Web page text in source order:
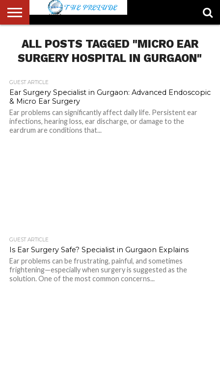
US
ACCOUNT
AUTHORS
LIST
FULL-
WIDTH
PAGE
HOME
LATEST
NEWS
LOGIN
LOGOUT
MEMBERS
PASSWORD
RESET
REGISTER
SAMPLE
PAGE
TYPOGRAPHY
USER
ALL POSTS TAGGED "MICRO EAR
SURGERY HOSPITAL IN GURGAON"
GUEST ARTICLE
Ear Surgery Specialist in Gurgaon: Advanced Endoscopic
& Micro Ear Surgery
Ear problems can significantly affect daily life. Persistent ear
infections, hearing loss, ear discharge, or damage to the
eardrum are conditions that...
GUEST ARTICLE
Is Ear Surgery Safe? Specialist in Gurgaon Explains
Ear problems can be frustrating, painful, and sometimes
frightening—especially when surgery is suggested as the
solution. One of the most common concerns...